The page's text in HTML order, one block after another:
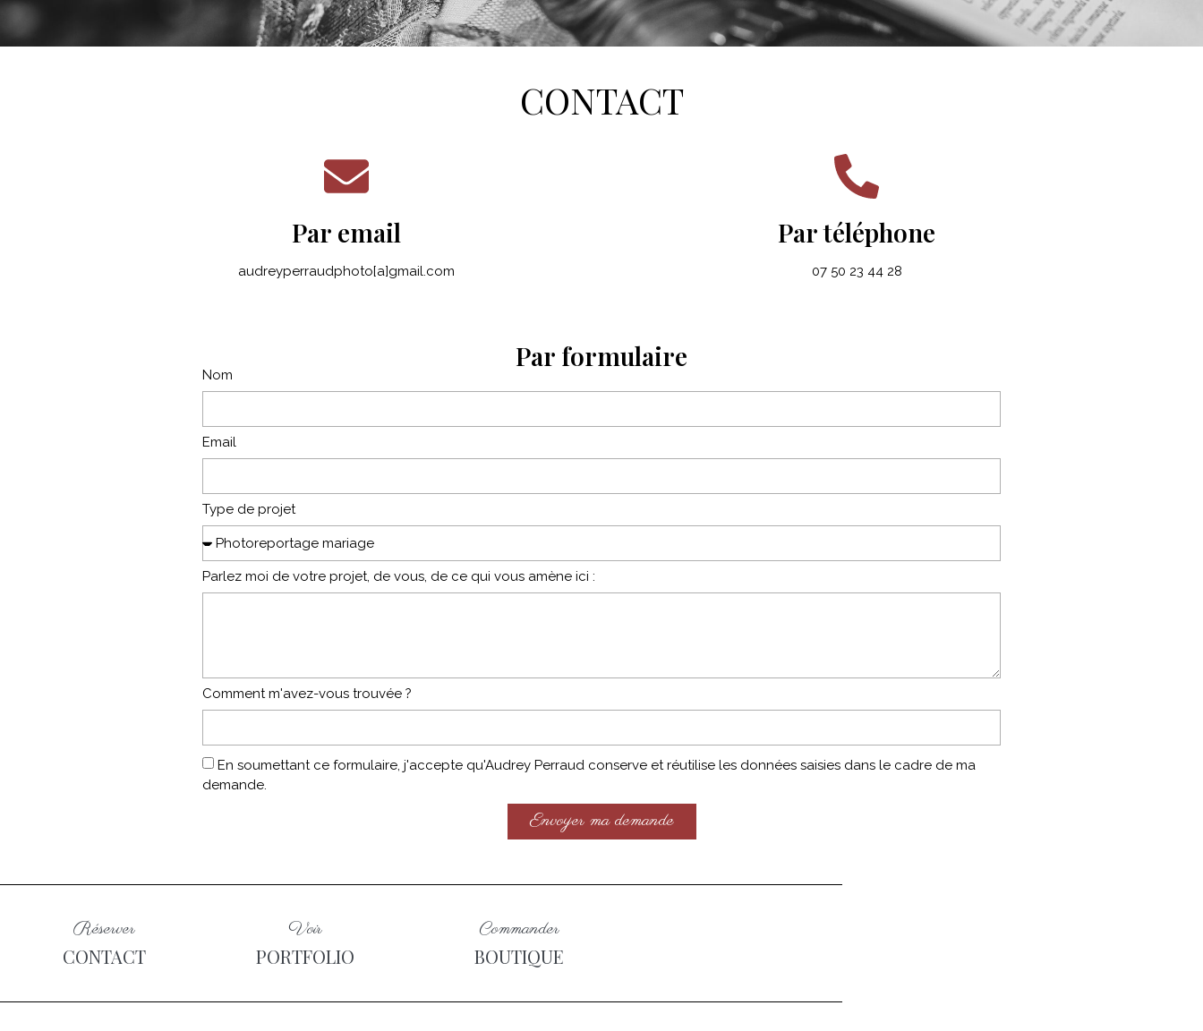
CONTACT
Par email
audreyperraudphoto[a]gmail.com
Par téléphone
07 50 23 44 28
Par formulaire
Nom
Email
Type de projet
Parlez moi de votre projet, de vous, de ce qui vous amène ici :
Comment m'avez-vous trouvée ?
En soumettant ce formulaire, j'accepte qu'Audrey Perraud conserve et réutilise les données saisies dans le cadre de ma
demande.
Envoyer ma demande
Réserver
CONTACT
Voir
PORTFOLIO
Commander
BOUTIQUE